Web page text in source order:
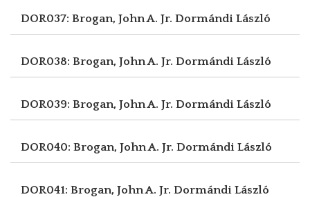
DOR037: Brogan, John A. Jr. Dormándi László
DOR038: Brogan, John A. Jr. Dormándi László
DOR039: Brogan, John A. Jr. Dormándi László
DOR040: Brogan, John A. Jr. Dormándi László
DOR041: Brogan, John A. Jr. Dormándi László